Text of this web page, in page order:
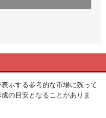
示する参考的な市場に残って
の目安となることがありま